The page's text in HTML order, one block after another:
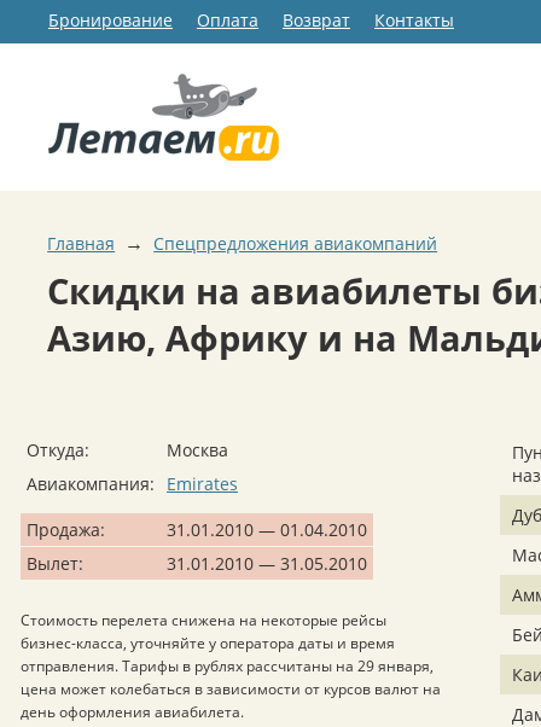
Бронирование Оплата Возврат Контакты
Главная → Спецпредложения авиакомпаний
Скидки на авиабилеты
Азию, Африку и на
Откуда:
Москва
Авиакомпания:
Emirates
Продажа:
31.01.2010 — 01.04.2010
Вылет:
31.01.2010 — 31.05.2010
Стоимость перелета снижена на некоторые рейсы
бизнес-класса, уточняйте у оператора даты и время
отправления. Тарифы в рублях рассчитаны на 29 января,
цена может колебаться в зависимости от курсов валют на
день оформления авиабилета.